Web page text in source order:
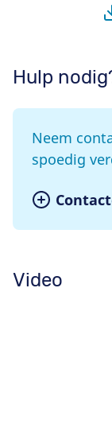
Hulp
Neem
spoedig
Video